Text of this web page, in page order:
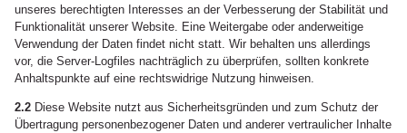
unseres berechtigten Interesses an der Verbesserung der Stabilität und
Funktionalität unserer Website. Eine Weitergabe oder anderweitige
Verwendung der Daten findet nicht statt. Wir behalten uns allerdings
vor, die Server-Logfiles nachträglich zu überprüfen, sollten konkrete
Anhaltspunkte auf eine rechtswidrige Nutzung hinweisen.
2.2 Diese Website nutzt aus Sicherheitsgründen und zum Schutz der
Übertragung personenbezogener Daten und anderer vertraulicher Inhalte